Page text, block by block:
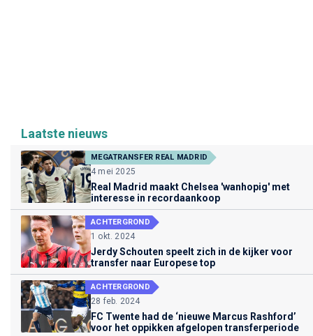
Laatste nieuws
MEGATRANSFER REAL MADRID
4 mei 2025
Real Madrid maakt Chelsea 'wanhopig' met
interesse in recordaankoop
ACHTERGROND
1 okt. 2024
Jerdy Schouten speelt zich in de kijker voor
transfer naar Europese top
ACHTERGROND
28 feb. 2024
FC Twente had de ‘nieuwe Marcus Rashford’
voor het oppikken afgelopen transferperiode